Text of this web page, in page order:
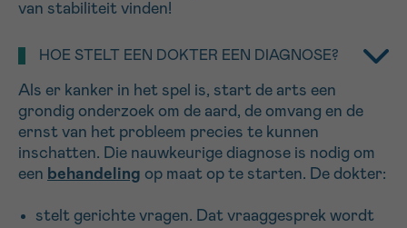
van stabiliteit vinden!
HOE STELT EEN DOKTER EEN DIAGNOSE?
Als er kanker in het spel is, start de arts een
grondig onderzoek om de aard, de omvang en de
ernst van het probleem precies te kunnen
inschatten. Die nauwkeurige diagnose is nodig om
een behandeling op maat op te starten. De dokter:
stelt gerichte vragen. Dat vraaggesprek wordt
MIJN VRAAG
Ja, stuur mij de nieuwsbrief
*VERPLICHT VELD